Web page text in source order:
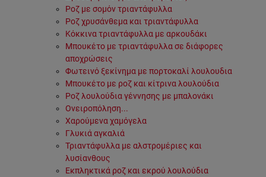
Ροζ με σομόν τριαντάφυλλα
Ροζ χρυσάνθεμα και τριαντάφυλλα
Κόκκινα τριαντάφυλλα με αρκουδάκι
Μπουκέτο με τριαντάφυλλα σε διάφορες
αποχρώσεις
Φωτεινό ξεκίνημα με πορτοκαλί λουλουδια
Μπουκέτο με ροζ και κίτρινα λουλούδια
Ροζ λουλούδια γέννησης με μπαλονάκι
Ονειροπόληση...
Χαρούμενα χαμόγελα
Γλυκιά αγκαλιά
Τριαντάφυλλα με αλστρομέριες και
λυσίανθους
Εκπληκτικά ροζ και εκρού λουλούδια